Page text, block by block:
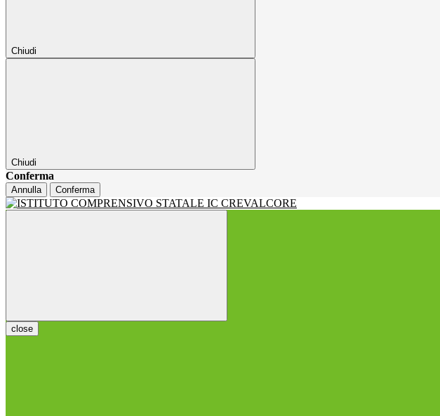
Chiudi
Chiudi
Conferma
Annulla Conferma
close